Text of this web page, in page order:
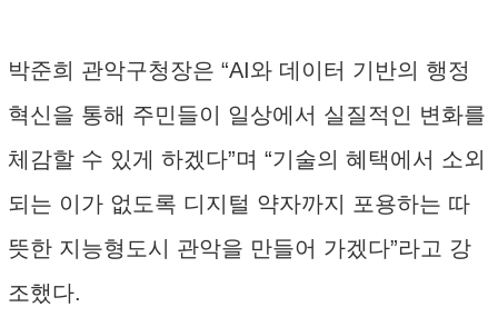
박준희 관악구청장은 “AI와 데이터 기반의 행정
혁신을 통해 주민들이 일상에서 실질적인 변화를
체감할 수 있게 하겠다”며 “기술의 혜택에서 소외
되는 이가 없도록 디지털 약자까지 포용하는 따
뜻한 지능형도시 관악을 만들어 가겠다”라고 강
조했다.